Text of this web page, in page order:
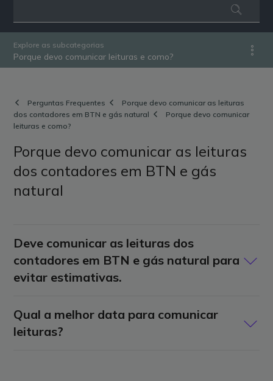
Explore as subcategorias
Porque devo comunicar leituras e como?
Perguntas Frequentes
Porque devo comunicar as leituras
dos contadores em BTN e gás natural
Porque devo comunicar
leituras e como?
Porque devo comunicar as leituras
dos contadores em BTN e gás
natural
Deve comunicar as leituras dos
contadores em BTN e gás natural para
evitar estimativas.
Comunicar mensalmente a leitura é fundamental para
manter a faturação ajustada ao seu consumo real.
Qual a melhor data para comunicar
leituras?